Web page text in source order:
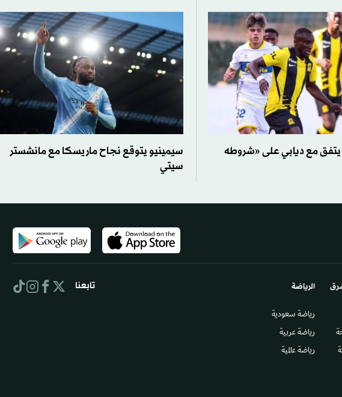
يتفق مع ديابي على «شروطه
سيمينيو يتوقع نجاح ماريسكا مع مانشستر
سيتي
الرياضة
رياضة سعودية
رياضة عربية
رياضة عالمية
تابعنا